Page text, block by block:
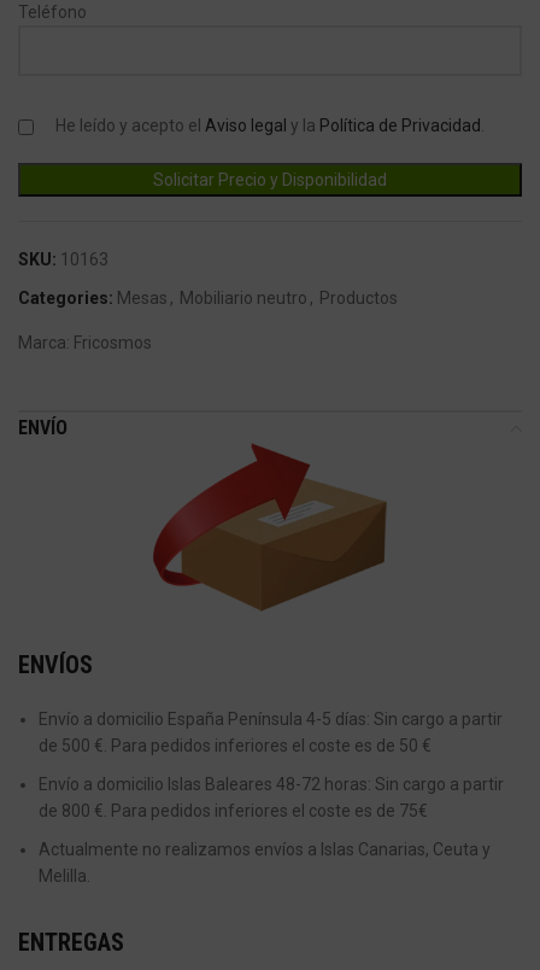
Teléfono
He leído y acepto el Aviso legal y la Política de Privacidad
SKU: 10163
Categories: Mesas , Mobiliario neutro , Productos
Marca: Fricosmos
ENVÍO
ENVÍOS
Envío a domicilio España Península 4-5 días: Sin cargo a partir
de 500 €. Para pedidos inferiores el coste es de 50 €
Envío a domicilio Islas Baleares 48-72 horas: Sin cargo a partir
de 800 €. Para pedidos inferiores el coste es de 75€
Actualmente no realizamos envíos a Islas Canarias, Ceuta y
Melilla.
ENTREGAS